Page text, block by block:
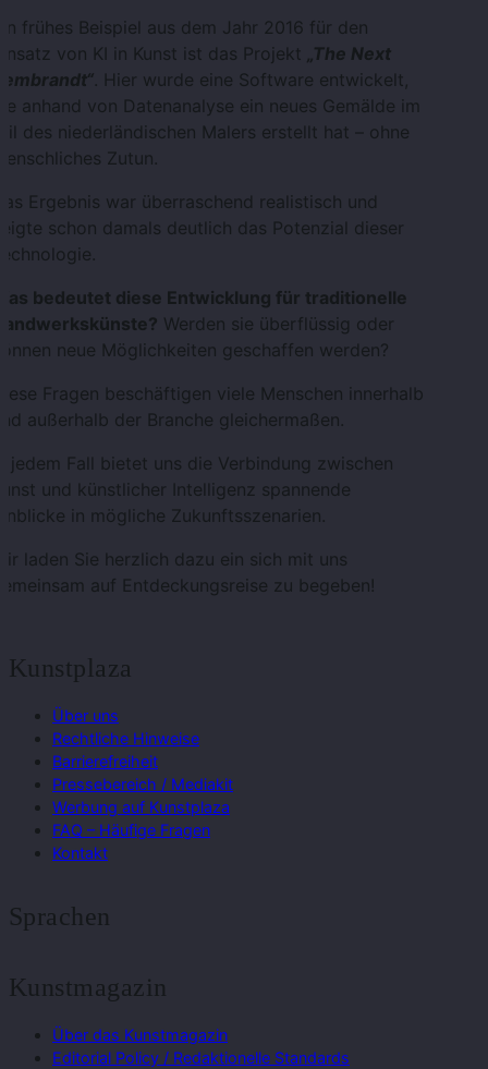
frühes Beispiel aus dem Jahr 2016 für den
von KI in Kunst ist das Projekt
„The Next
. Hier wurde eine Software entwickelt,
anhand von Datenanalyse ein neues Gemälde im
des niederländischen Malers erstellt hat – ohne
Zutun.
Ergebnis war überraschend realistisch und
schon damals deutlich das Potenzial dieser
bedeutet diese Entwicklung für traditionelle
Werden sie überflüssig oder
neue Möglichkeiten geschaffen werden?
Fragen beschäftigen viele Menschen innerhalb
außerhalb der Branche gleichermaßen.
jedem Fall bietet uns die Verbindung zwischen
und künstlicher Intelligenz spannende
in mögliche Zukunftsszenarien.
laden Sie herzlich dazu ein sich mit uns
auf Entdeckungsreise zu begeben!
Kunstplaza
Über uns
Rechtliche Hinweise
Barrierefreiheit
Pressebereich / Mediakit
Werbung auf Kunstplaza
FAQ – Häufige Fragen
Kontakt
Sprachen
Kunstmagazin
Über das Kunstmagazin
Editorial Policy / Redaktionelle Standards